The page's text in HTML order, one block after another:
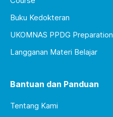
Buku Kedokteran
UKOMNAS PPDG Preparation
Langganan Materi Belajar
Bantuan dan Panduan
Tentang Kami